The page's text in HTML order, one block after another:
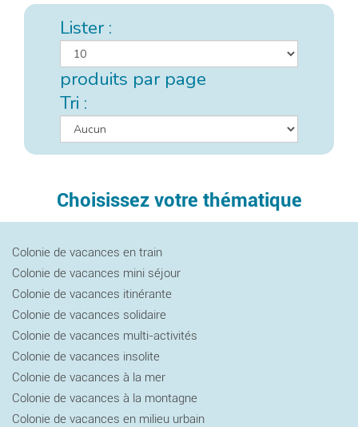
Lister :
produits par page
Tri :
Choisissez votre thématique
Colonie de vacances en train
Colonie de vacances mini séjour
Colonie de vacances itinérante
Colonie de vacances solidaire
Colonie de vacances multi-activités
Colonie de vacances insolite
Colonie de vacances à la mer
Colonie de vacances à la montagne
Colonie de vacances en milieu urbain